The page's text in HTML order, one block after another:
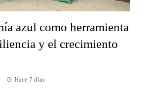
azul como herramienta
y el crecimiento
Hace 7 días